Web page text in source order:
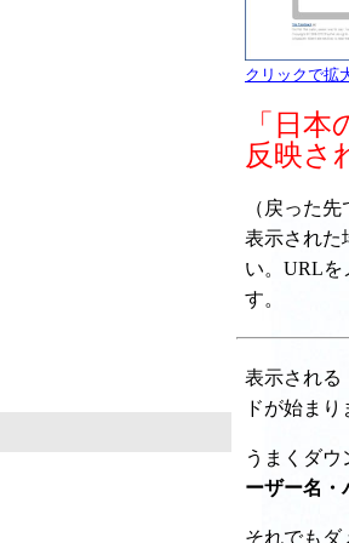
クリックで拡
「日
反映さ
（戻った
表示された
い。URLを
す。
表示される
ドが始ま
うまくダ
ーザー名・
それでもダ